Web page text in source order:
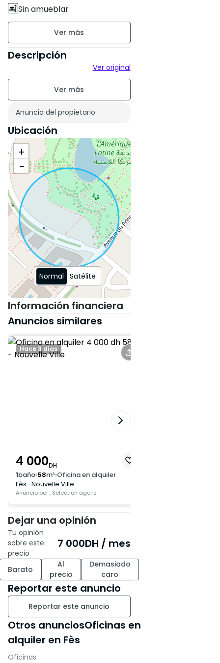
Sin amueblar
piso6 en 7
Antigüedad de la
construcción : Nueva
Estado de la propiedad :
Descripción
Ver original
Anuncio del propietario
Ubicación
+
−
Normal Satélite
Información financiera
Anuncios similares
Hace 3 días
4 000DH
1baño 58m² Oficina en alquiler
Fès -Nouvelle Ville
Anuncio por : Sélection agenz
Dejar una opinión
Tu opinión
sobre este
precio
7 000DH / mes
Barato
Al
precio
Demasiado
caro
Reportar este anuncio
Reportar este anuncio
Otros anunciosOficinas en
alquiler en Fès
Oficinas